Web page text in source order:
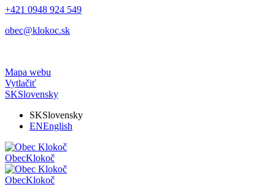
+421 0948 924 549
obec@klokoc.sk
Mapa webu
Vytlačiť
SKSlovensky
SKSlovensky
ENEnglish
ObecKlokoč
ObecKlokoč